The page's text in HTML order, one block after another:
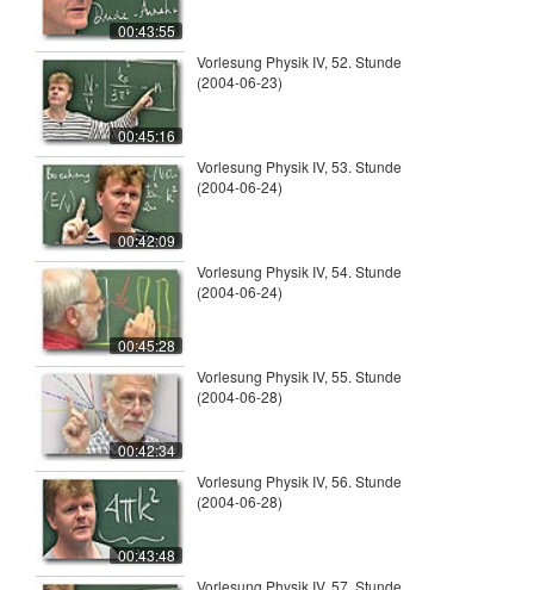
00:43:55
00:45:16
Vorlesung Physik IV, 52. Stunde
(2004-06-23)
00:42:09
Vorlesung Physik IV, 53. Stunde
(2004-06-24)
00:45:28
Vorlesung Physik IV, 54. Stunde
(2004-06-24)
00:42:34
Vorlesung Physik IV, 55. Stunde
(2004-06-28)
00:43:48
Vorlesung Physik IV, 56. Stunde
(2004-06-28)